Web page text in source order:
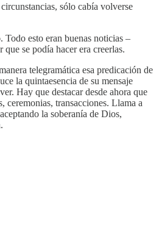
sólo cabía volverse
Todo esto eran buenas noticias –
se podía hacer era creerlas.
telegramática esa predicación de
la quintaesencia de su mensaje
Hay que destacar desde ahora que
ceremonias, transacciones. Llama a
la soberanía de Dios,